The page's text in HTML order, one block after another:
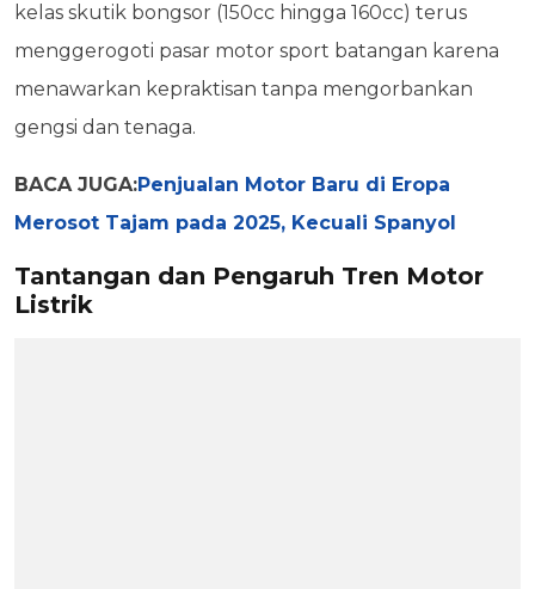
kelas skutik bongsor (150cc hingga 160cc) terus
menggerogoti pasar motor sport batangan karena
menawarkan kepraktisan tanpa mengorbankan
gengsi dan tenaga.
BACA JUGA:Penjualan Motor Baru di Eropa
Merosot Tajam pada 2025, Kecuali Spanyol
Tantangan dan Pengaruh Tren Motor
Listrik